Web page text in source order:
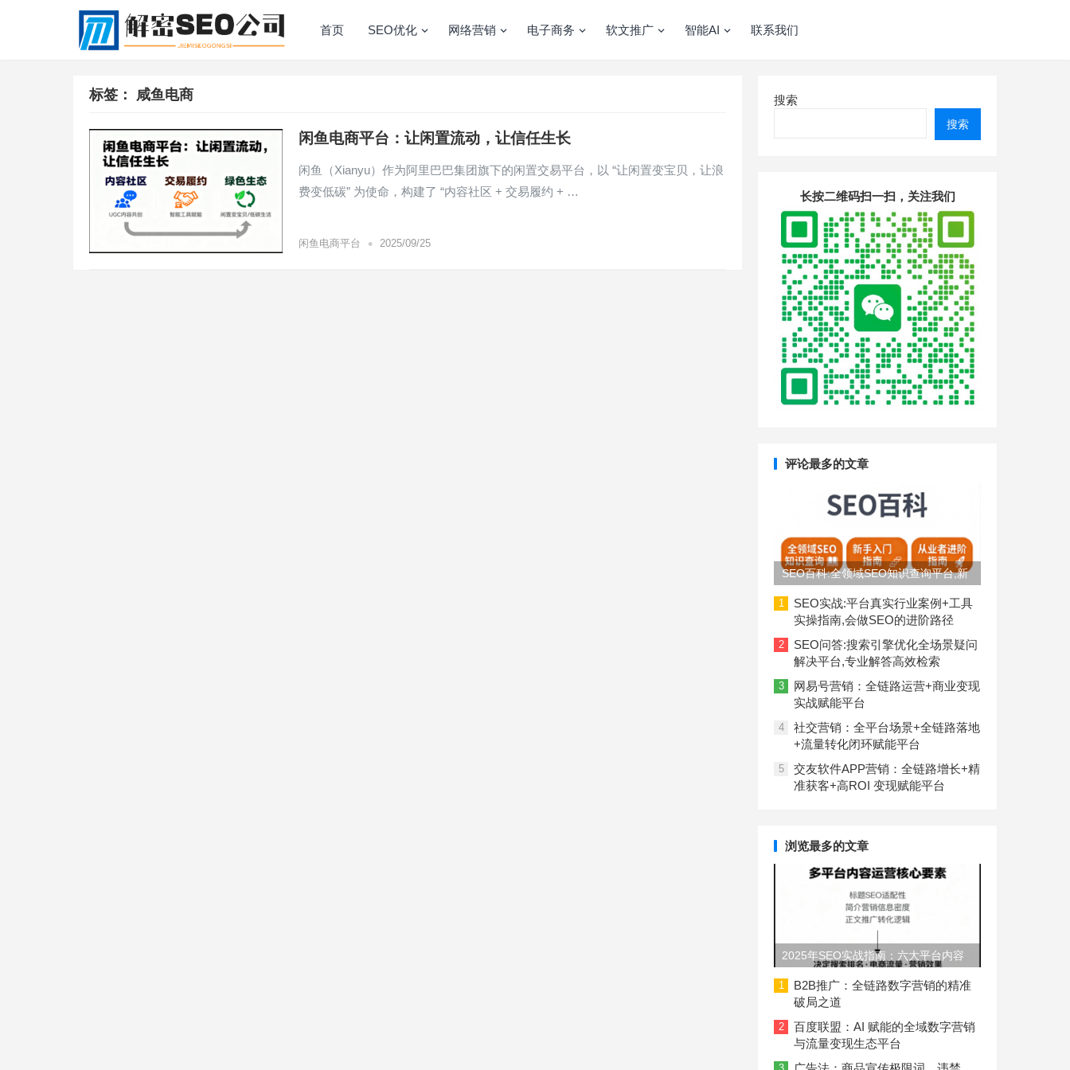
首页 SEO优化 网络营销 电子商务 软文推广 智能AI 联系我们
标签： 咸鱼电商
闲鱼电商平台：让闲置流动，让信任生长
闲鱼（Xianyu）作为阿里巴巴集团旗下的闲置交易平台，以 “让闲置变宝贝，让浪
费变低碳” 为使命，构建了 “内容社区 + 交易履约 + …
闲鱼电商平台 • 2025/09/25
搜索
搜索
长按二维码扫一扫，关注我们
评论最多的文章
SEO百科:全领域SEO知识查询平台,新
手入门到从业者进阶指南
1
SEO实战:平台真实行业案例+工具
实操指南,会做SEO的进阶路径
2
SEO问答:搜索引擎优化全场景疑问
解决平台,专业解答高效检索
3
网易号营销：全链路运营+商业变现
实战赋能平台
4
社交营销：全平台场景+全链路落地
+流量转化闭环赋能平台
5
交友软件APP营销：全链路增长+精
准获客+高ROI 变现赋能平台
浏览最多的文章
2025年SEO实战指南：六大平台内容
长度与结构规范
1
B2B推广：全链路数字营销的精准
破局之道
2
百度联盟：AI 赋能的全域数字营销
与流量变现生态平台